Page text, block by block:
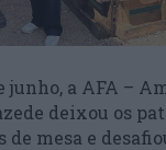
junho, a AFA –
deixou os
de mesa e